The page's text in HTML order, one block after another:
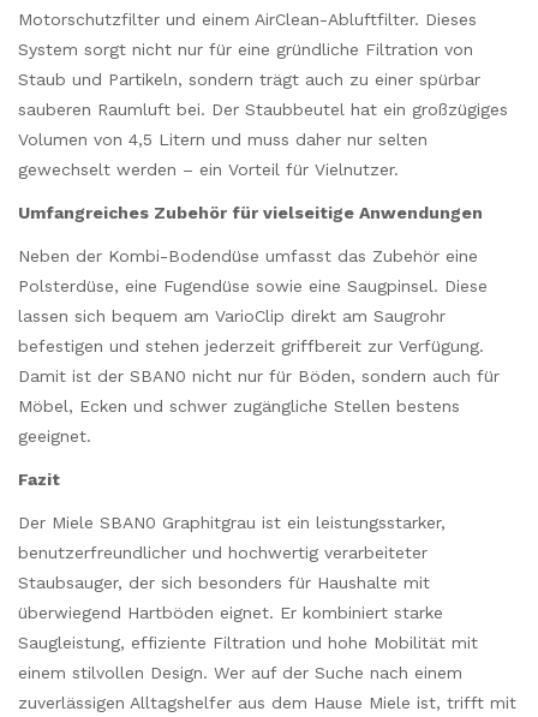
Motorschutzfilter und einem AirClean-Abluftfilter. Dieses
System sorgt nicht nur für eine gründliche Filtration von
Staub und Partikeln, sondern trägt auch zu einer spürbar
sauberen Raumluft bei. Der Staubbeutel hat ein großzügiges
Volumen von 4,5 Litern und muss daher nur selten
gewechselt werden – ein Vorteil für Vielnutzer.
Umfangreiches Zubehör für vielseitige Anwendungen
Neben der Kombi-Bodendüse umfasst das Zubehör eine
Polsterdüse, eine Fugendüse sowie eine Saugpinsel. Diese
lassen sich bequem am VarioClip direkt am Saugrohr
befestigen und stehen jederzeit griffbereit zur Verfügung.
Damit ist der SBAN0 nicht nur für Böden, sondern auch für
Möbel, Ecken und schwer zugängliche Stellen bestens
geeignet.
Fazit
Der Miele SBAN0 Graphitgrau ist ein leistungsstarker,
benutzerfreundlicher und hochwertig verarbeiteter
Staubsauger, der sich besonders für Haushalte mit
überwiegend Hartböden eignet. Er kombiniert starke
Saugleistung, effiziente Filtration und hohe Mobilität mit
einem stilvollen Design. Wer auf der Suche nach einem
zuverlässigen Alltagshelfer aus dem Hause Miele ist, trifft mit